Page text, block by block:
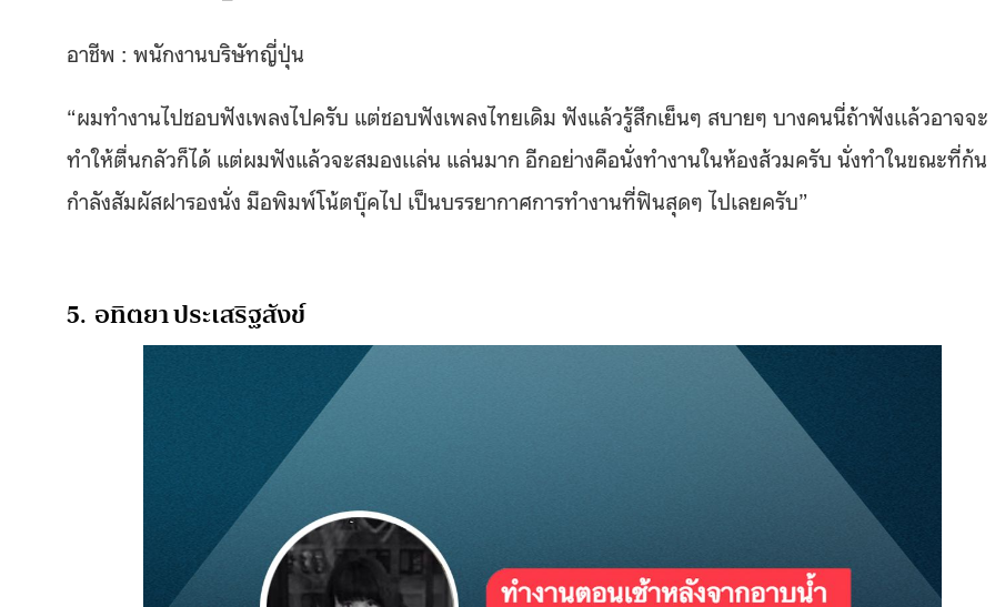
อาชีพ : พนักงานบริษัทญี่ปุ่น
“ผมทำงานไปชอบฟังเพลงไปครับ แต่ชอบฟังเพลงไทยเดิม ฟังแล้วรู้สึกเย็นๆ สบายๆ บางคนนี่ถ้าฟังเเล้วอาจจะ
ทำให้ตื่นกลัวก็ได้ แต่ผมฟังแล้วจะสมองเเล่น แล่นมาก อีกอย่างคือนั่งทำงานในห้องส้วมครับ นั่งทำในขณะที่ก้น
กำลังสัมผัสฝารองนั่ง มือพิมพ์โน้ตบุ๊คไป เป็นบรรยากาศการทำงานที่ฟินสุดๆ ไปเลยครับ”
5. อทิตยา ประเสริฐสังข์